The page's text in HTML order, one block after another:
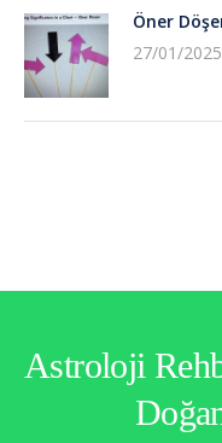
Öner
27/01/2025
Astroloji